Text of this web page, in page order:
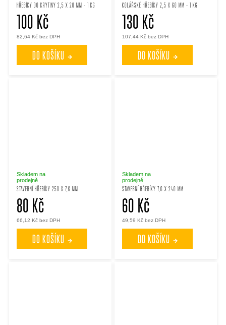
HŘEBÍKY DO KRYTINY 2,5 X 20 MM - 1 KG
82,64 Kč bez DPH
100 Kč
DO KOŠÍKU
KOLÁŘSKÉ HŘEBÍKY 2,5 X 60 MM - 1 KG
107,44 Kč bez DPH
130 Kč
DO KOŠÍKU
STAVEBNÍ HŘEBÍKY 250 X 7,6 MM
Skladem na
prodejně
66,12 Kč bez DPH
80 Kč
DO KOŠÍKU
STAVEBNÍ HŘEBÍKY 7,6 X 240 MM
Skladem na
prodejně
49,59 Kč bez DPH
60 Kč
DO KOŠÍKU